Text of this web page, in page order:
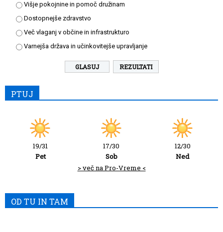
Višje pokojnine in pomoč družinam
Dostopnejše zdravstvo
Več vlaganj v občine in infrastrukturo
Varnejša država in učinkovitejše upravljanje
REZULTATI
PTUJ
19/31
Pet
17/30
Sob
12/30
Ned
> več na Pro-Vreme <
OD TU IN TAM